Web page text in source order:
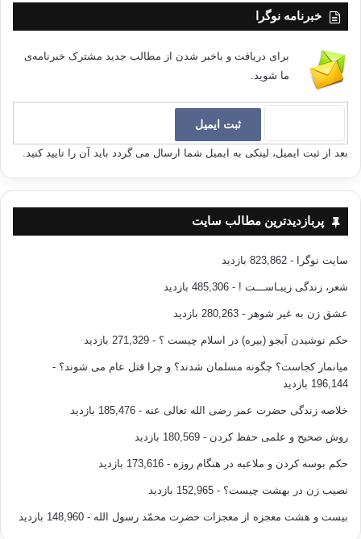
خبرنامه نوگرا
برای دریافت و باخبر شدن از مطالب جدید مشترک خبرنامه‌ی
ما شوید.
بعد از ثبت ایمیل، لینکی به ایمیل شما ارسال می گردد باید آن را تایید کنید.
پربازدیدترین مطالب سایت
سایت نوگرا - 823,862 بازدید
شعر، زندگی زیبـاســـت ! - 485,306 بازدید
عشق زن به غیر شوهر - 280,263 بازدید
حکم نوشیدن آبجو (بیره) در اسلام چیست ؟ - 271,329 بازدید
میانمار کجاست؟ چگونه مسلمان شدند؟ و چرا قتل عام می شوند؟ -
196,144 بازدید
خلاصه زندگی حضرت عمر رضی الله تعالی عنه - 185,476 بازدید
روش صحیح و علمی حفظ کردن - 180,569 بازدید
حکم بوسه کردن و ملاعبه در هنگام روزه - 173,616 بازدید
نصیب زن در بهشت چیست؟ - 152,965 بازدید
بیست و هشت معجزه از معجزات حضرت محمّد رسول الله - 148,960 بازدید